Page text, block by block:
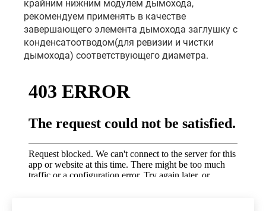
крайним нижним модулем дымохода,
рекомендуем применять в качестве
завершающего элемента дымохода заглушку с
конденсатоотводом(для ревизии и чистки
дымохода) соответствующего диаметра.